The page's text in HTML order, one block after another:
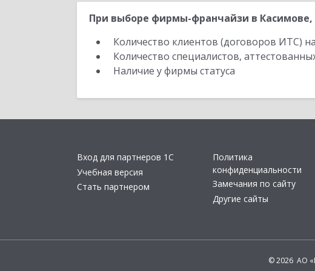
При выборе фирмы-франчайзи в Касимове,
Количество клиентов (договоров ИТС)
Количество специалистов,
Наличие у фирмы статуса
Вход для партнеров 1С
Учебная версия
Стать партнером
Политика
конфиденциальности
Замечания по сайту
Другие сайты
© 2026 АО